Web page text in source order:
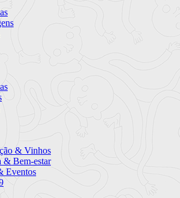
& Vinhos
& Bem-estar
Eventos